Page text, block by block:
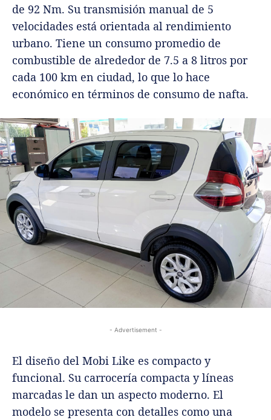
de 92 Nm. Su transmisión manual de 5
velocidades está orientada al rendimiento
urbano. Tiene un consumo promedio de
combustible de alrededor de 7.5 a 8 litros por
cada 100 km en ciudad, lo que lo hace
económico en términos de consumo de nafta.
- Advertisement -
El diseño del Mobi Like es compacto y
funcional. Su carrocería compacta y líneas
marcadas le dan un aspecto moderno. El
modelo se presenta con detalles como una